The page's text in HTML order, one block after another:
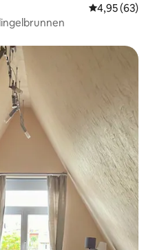
4,95 de uma
4,95 (63)
hóspedes